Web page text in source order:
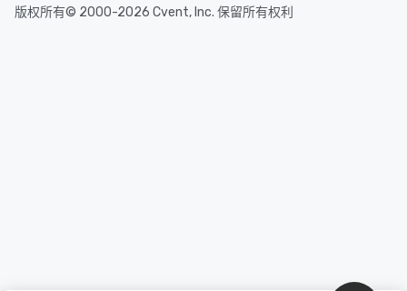
版权所有© 2000-2026 Cvent, Inc. 保留所有权利